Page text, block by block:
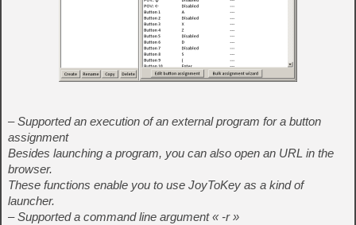
– Supported an execution of an external program for a button
assignment
Besides launching a program, you can also open an URL in the
browser.
These functions enable you to use JoyToKey as a kind of
launcher.
– Supported a command line argument « -r »